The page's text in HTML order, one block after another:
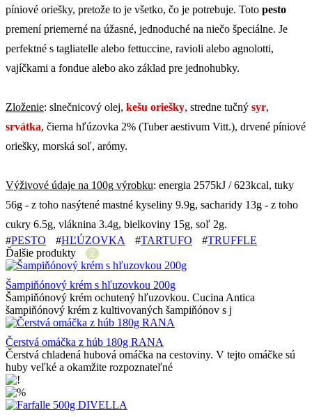
píniové oriešky, pretože to je všetko, čo je potrebuje. Toto pesto
premení priemerné na úžasné, jednoduché na niečo špeciálne. Je
perfektné s tagliatelle alebo fettuccine, ravioli alebo agnolotti,
vajíčkami a fondue alebo ako základ pre jednohubky.
Zloženie: slnečnicový olej, kešu oriešky, stredne tučný syr,
srvátka, čierna hľúzovka 2% (Tuber aestivum Vitt.), drvené píniové
oriešky, morská soľ, arómy.
Výživové údaje na 100g výrobku: energia 2575kJ / 623kcal, tuky
56g - z toho nasýtené mastné kyseliny 9.9g, sacharidy 13g - z toho
cukry 6.5g, vláknina 3.4g, bielkoviny 15g, soľ 2g.
#PESTO #HĽÚZOVKA #TARTUFO #TRUFFLE
Ďalšie produkty
2
Šampiňónový krém s hľuzovkou 200g
Šampiňónový krém ochutený hľuzovkou. Cucina Antica
šampiňónový krém z kultivovaných šampiňónov s j
Čerstvá omáčka z húb 180g RANA
Čerstvá chladená hubová omáčka na cestoviny. V tejto omáčke sú
huby veľké a okamžite rozpoznateľné